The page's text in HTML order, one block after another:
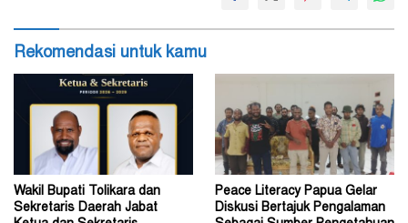
Rekomendasi untuk kamu
Wakil Bupati Tolikara dan
Sekretaris Daerah Jabat
Peace Literacy Papua Gelar
Diskusi Bertajuk Pengalaman